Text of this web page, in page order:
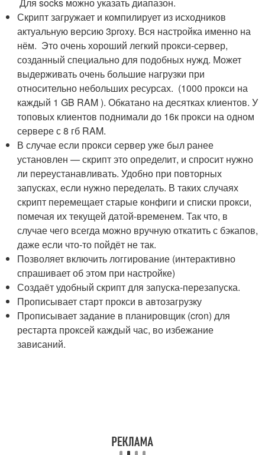
Скрипт загружает и компилирует из исходников
актуальную версию 3proxy. Вся настройка именно на
нём. Это очень хороший легкий прокси-сервер,
созданный специально для подобных нужд. Может
выдерживать очень большие нагрузки при
относительно небольших ресурсах. (1000 прокси на
каждый 1 GB RAM ). Обкатано на десятках клиентов. У
топовых клиентов поднимали до 16к прокси на одном
сервере с 8 гб RAM.
В случае если прокси сервер уже был ранее
установлен — скрипт это определит, и спросит нужно
ли переустанавливать. Удобно при повторных
запусках, если нужно переделать. В таких случаях
скрипт перемещает старые конфиги и списки прокси,
помечая их текущей датой-временем. Так что, в
случае чего всегда можно вручную откатить с бэкапов,
даже если что-то пойдёт не так.
Позволяет включить логгирование (интерактивно
спрашивает об этом при настройке)
Создаёт удобный скрипт для запуска-перезапуска.
Прописывает старт прокси в автозагрузку
Прописывает задание в планировщик (cron) для
рестарта проксей каждый час, во избежание
зависаний.